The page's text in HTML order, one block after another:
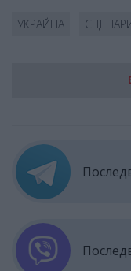
УКРАЙНА